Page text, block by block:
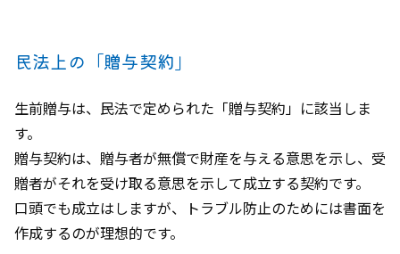
民法上の「贈与契約」
生前贈与は、民法で定められた「贈与契約」に該当しま
す。
贈与契約は、贈与者が無償で財産を与える意思を示し、受
贈者がそれを受け取る意思を示して成立する契約です。
口頭でも成立はしますが、トラブル防止のためには書面を
作成するのが理想的です。